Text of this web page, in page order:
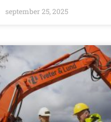
september 25, 2025